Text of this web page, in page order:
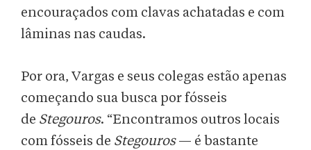
encouraçados com clavas achatadas e com
lâminas nas caudas.
Por ora, Vargas e seus colegas estão apenas
começando sua busca por fósseis
de Stegouros. “Encontramos outros locais
com fósseis de Stegouros— é bastante